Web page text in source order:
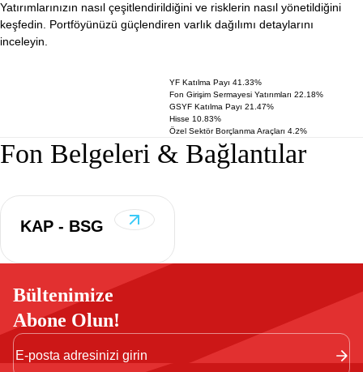
Yatırımlarınızın nasıl çeşitlendirildiğini ve risklerin nasıl yönetildiğini
keşfedin. Portföyünüzü güçlendiren varlık dağılımı detaylarını
inceleyin.
YF Katılma Payı 41.33%
Fon Girişim Sermayesi Yatırımları 22.18%
GSYF Katılma Payı 21.47%
Hisse 10.83%
Özel Sektör Borçlanma Araçları 4.2%
Fon Belgeleri & Bağlantılar
KAP - BSG
Bültenimize
Abone Olun!